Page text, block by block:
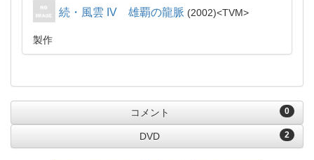
続・風雲 IV 雄覇の龍脈 2002 TVM
製作
0
コメント
2
DVD